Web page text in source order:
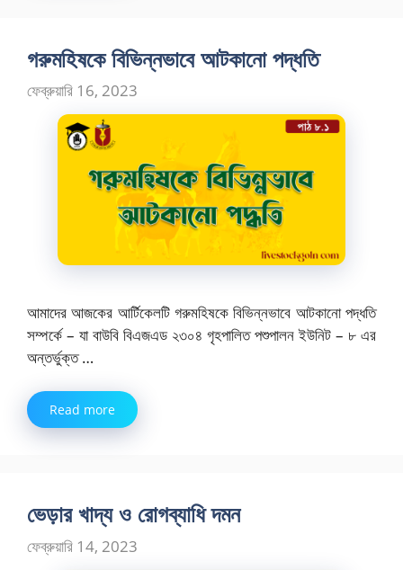
গরুমহিষকে বিভিন্নভাবে আটকানো পদ্ধতি
ফেব্রুয়ারি 16, 2023
আমাদের আজকের আর্টিকেলটি গরুমহিষকে বিভিন্নভাবে আটকানো পদ্ধতি
সম্পর্কে – যা বাউবি বিএজএড ২৩০৪ গৃহপালিত পশুপালন ইউনিট – ৮ এর
অন্তর্ভুক্ত …
Read more
ভেড়ার খাদ্য ও রোগব্যাধি দমন
ফেব্রুয়ারি 14, 2023